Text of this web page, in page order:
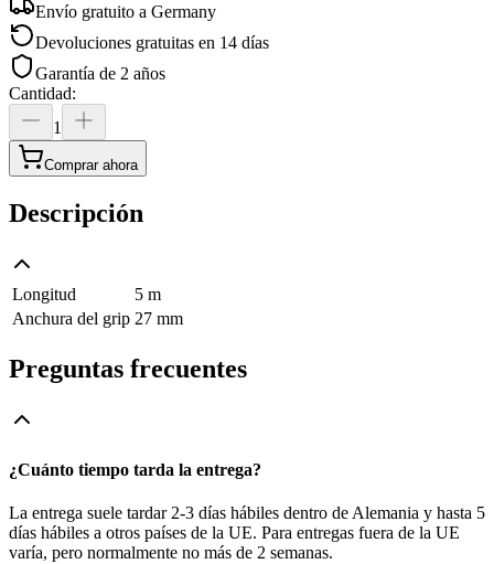
Envío gratuito a Germany
Devoluciones gratuitas en 14 días
Garantía de 2 años
Cantidad:
1
Comprar ahora
Descripción
Longitud
5 m
Anchura del grip 27 mm
Preguntas frecuentes
¿Cuánto tiempo tarda la entrega?
La entrega suele tardar 2-3 días hábiles dentro de Alemania y hasta 5
días hábiles a otros países de la UE. Para entregas fuera de la UE
varía, pero normalmente no más de 2 semanas.